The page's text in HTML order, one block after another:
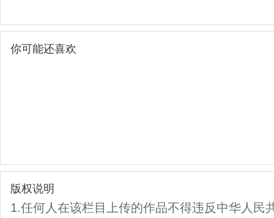
你可能还喜欢
版权说明
1.任何人在该栏目上传的作品不得违反中华人民